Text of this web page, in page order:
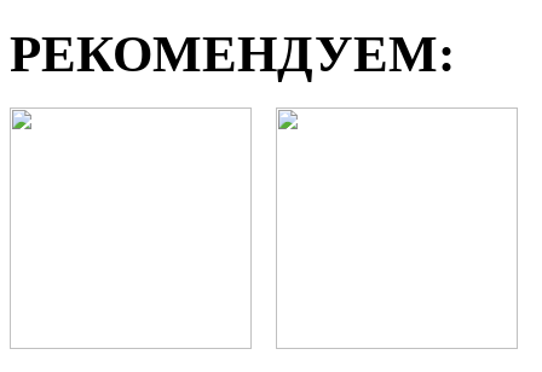
РЕКОМЕНДУЕМ: